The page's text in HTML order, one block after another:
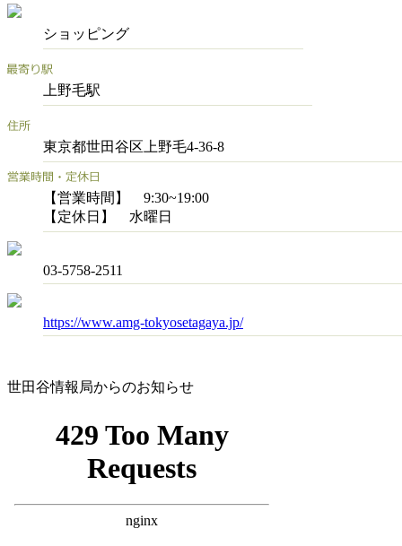
ショッピング
上野毛駅
東京都世田谷区上野毛4-36-8
【営業時間】 9:30~19:00
【定休日】 水曜日
03-5758-2511
https://www.amg-tokyosetagaya.jp/
世田谷情報局からのお知らせ